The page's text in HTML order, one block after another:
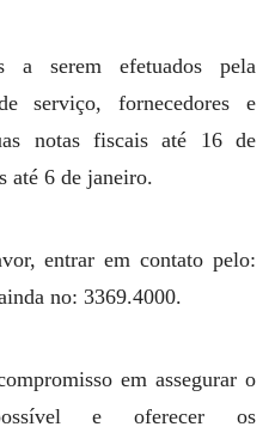
a serem efetuados pela
serviço, fornecedores e
notas fiscais até 16 de
até 6 de janeiro.
entrar em contato pelo:
no: 3369.4000.
em assegurar o
e oferecer os